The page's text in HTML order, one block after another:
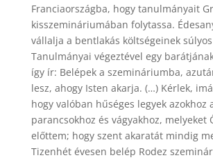
Franciaországba, hogy tanulmányait
kisszemináriumában folytassa.
vállalja a bentlakás költségeinek
Tanulmányai végeztével egy
így ír: Belépek a szemináriumba,
lesz, ahogy Isten akarja. (…) Kérlek,
hogy valóban hűséges legyek azokhoz
parancsokhoz és vágyakhoz, melyeket
előttem; hogy szent akaratát mindig
Tizenhét évesen belép Rodez